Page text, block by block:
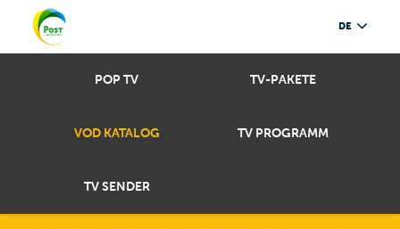
DE
POP TV TV-PAKETE
VOD KATALOG TV PROGRAMM
TV SENDER